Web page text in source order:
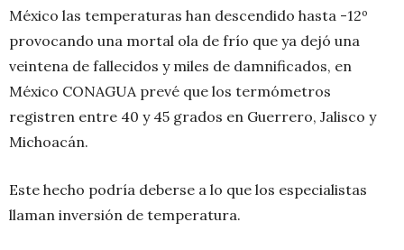
México las temperaturas han descendido hasta -12º
provocando una mortal ola de frío que ya dejó una
veintena de fallecidos y miles de damnificados, en
México CONAGUA prevé que los termómetros
registren entre 40 y 45 grados en Guerrero, Jalisco y
Michoacán.
Este hecho podría deberse a lo que los especialistas
llaman inversión de temperatura.